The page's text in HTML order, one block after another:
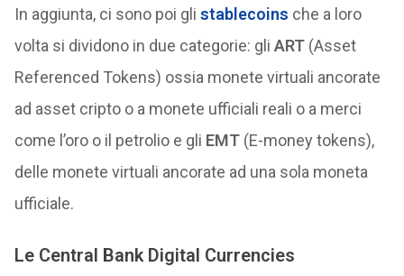
In aggiunta, ci sono poi gli stablecoins che a loro
volta si dividono in due categorie: gli ART(Asset
Referenced Tokens) ossia monete virtuali ancorate
ad asset cripto o a monete ufficiali reali o a merci
come l’oro o il petrolio e gli EMT(E-money tokens),
delle monete virtuali ancorate ad una sola moneta
ufficiale.
Le Central Bank Digital Currencies